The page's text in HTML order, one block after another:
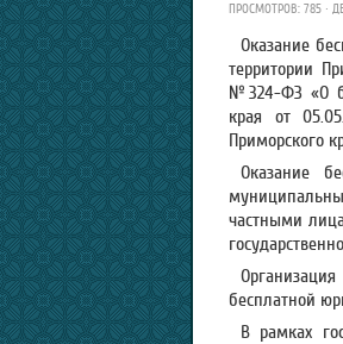
ПРОСМОТРОВ: 785 ·
Оказание
территории
№324-ФЗ «О
края от
Приморского
Оказание
частными
бесплатной
В рамках